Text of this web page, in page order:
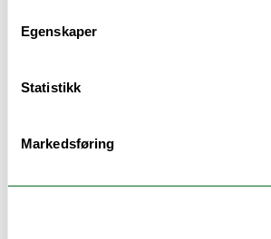
Egenskaper
Statistikk
Markedsføring
https://uit.no/forskning/
https://www.gyldendal.no/
https://soundcloud.com/
a-lisa-lochen